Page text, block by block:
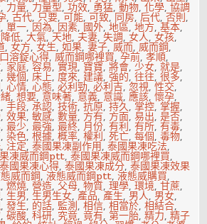
, 力量, 力量型,功效, 勇猛,動物,化學,協調
,古代, 只要,可能,可致, 同房,后代,否則,
,單一, 因為, 因素, 國外,地區,地方,基本,
低,大氣, 天地, 夫妻,失調,女人,女孩,
,女方,女生,如果,妻子,威而,威而鋼,
溶錠心得,威而鋼哪裡買,孕前,孝順,
, 家庭,容易,實現, 寶寶,將會,少女,就是,
,幾個,床上,度來, 建議,強的,往往,很多,
,心情,心態,必利勁,必利吉,忽視,性交,
,想要, 意味著, 意義, 意識,應該,懷孕,
,手段,承認,技術,抗原,持久,掌控,掌握,
,效果,敏感,數量, 方有, 方面,易出,是否,
,最少,最強,最終, 月份,有利,有所,有毒,
,染色,根據,概率,權利,死亡,每個,毒物,
, 注定,泰國果凍副作用,泰國果凍吃法,
凍威而鋼ptt,泰國果凍威而鋼哪裡買,
泰國果凍心得,泰國果凍成分,泰國果凍效果
威而鋼,液態威而鋼ptt,液態威購買,
,燃燒,營造,父母,物質,理學,環境,甘蔗,
,生男,生男生女,產品,產生, 男人, 男女,
,發生, 的話,監測,相信,相當於,相結合,
,碳酸,科研, 究竟,竟有, 第一胎,精力,精子